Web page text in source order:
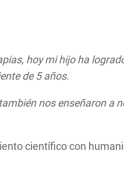
hoy mi hijo ha
de 5 años.
nos enseñaron a
científico con